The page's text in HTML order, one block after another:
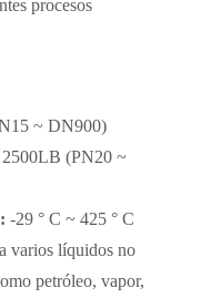
procesos
~ DN900)
(PN20 ~
-29 ° C ~ 425 ° C
varios líquidos no
petróleo, vapor,